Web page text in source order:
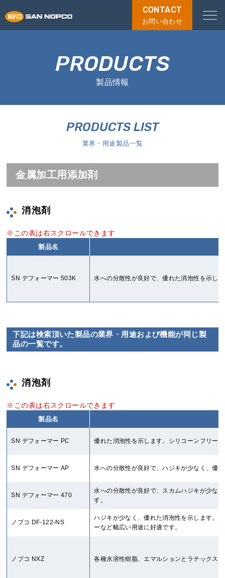
CONTACT
お問い合わせ
PRODUCTS
製品情報
PRODUCTS LIST
業界・用途製品一覧
金属加工用添加剤
消泡剤
製品名
SN デフォーマー 503K 水への分散性が良好で、優れた消泡性を示し
下記は検索頂いた製品の業界・用途および機能が同じ製
品の一覧です。
消泡剤
製品名
SN デフォーマー PC 優れた消泡性を示します。シリコーンフリー
SN デフォーマー AP 水への分散性が良好で、ハジキが少なく、優
SN デフォーマー 470
水への分散性が良好で、スカムハジキが少な
す。
ノプコ DF-122-NS
ハジキが少なく、優れた消泡性を示します。
ーなど幅広い用途に好適です。
ノプコ NXZ 各種水溶性樹脂、エマルションとラテックス